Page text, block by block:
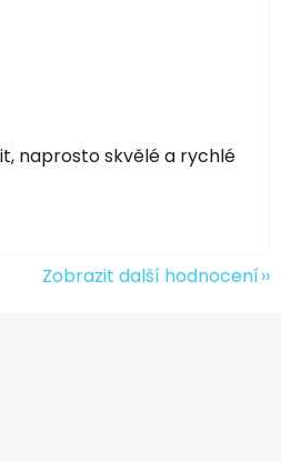
5 z 5 hvězdiček.
5 z 5 hvězdiček.
naprosto skvělé a rychlé
Zobrazit další hodnocení